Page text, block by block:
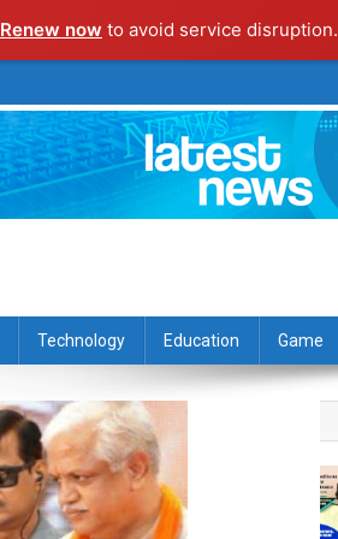
Renew now to avoid service disruption.
Technology Education Game